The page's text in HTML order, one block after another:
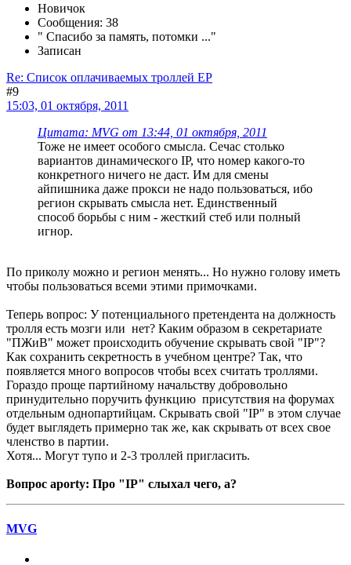
Новичок
Сообщения: 38
" Спасибо за память, потомки ..."
Записан
Re: Список оплачиваемых троллей ЕР
#9
15:03, 01 октября, 2011
Цитата: MVG от 13:44, 01 октября, 2011
Тоже не имеет особого смысла. Сечас столько
вариантов динамического IP, что номер какого-то
конкретного ничего не даст. Им для смены
айпишника даже прокси не надо пользоваться, ибо
регион скрывать смысла нет. Единственный
способ борьбы с ним - жесткий стеб или полный
игнор.
По приколу можно и регион менять... Но нужно голову иметь
чтобы пользоваться всеми этими примочками.
Теперь вопрос: У потенциального претендента на должность
тролля есть мозги или нет? Каким образом в секретариате
"ПЖиВ" может происходить обучение скрывать свой "IP"?
Как сохранить секретность в учебном центре? Так, что
появляется много вопросов чтобы всех считать троллями.
Гораздо проще партийному начальству добровольно
принудительно поручить функцию присутствия на форумах
отдельным однопартийцам. Скрывать свой "IP" в этом случае
будет выглядеть примерно так же, как скрывать от всех свое
членство в партии.
Хотя... Могут тупо и 2-3 троллей пригласить.
Вопрос aportу: Про "IP" слыхал чего, а?
MVG